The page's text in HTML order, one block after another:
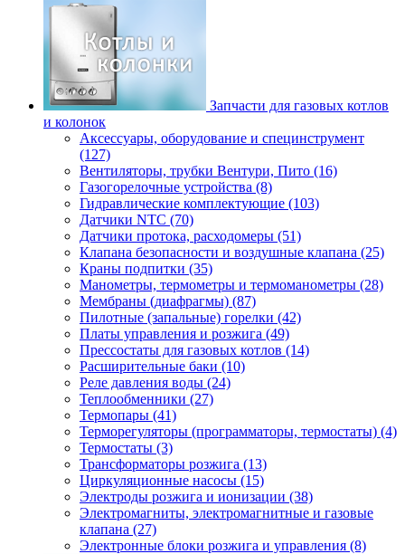
Запчасти для газовых котлов
и колонок
Аксессуары, оборудование и специнструмент
(127)
Вентиляторы, трубки Вентури, Пито (16)
Газогорелочные устройства (8)
Гидравлические комплектующие (103)
Датчики NTC (70)
Датчики протока, расходомеры (51)
Клапана безопасности и воздушные клапана (25)
Краны подпитки (35)
Манометры, термометры и термоманометры (28)
Мембраны (диафрагмы) (87)
Пилотные (запальные) горелки (42)
Платы управления и розжига (49)
Прессостаты для газовых котлов (14)
Расширительные баки (10)
Реле давления воды (24)
Теплообменники (27)
Термопары (41)
Терморегуляторы (программаторы, термостаты) (4)
Термостаты (3)
Трансформаторы розжига (13)
Циркуляционные насосы (15)
Электроды розжига и ионизации (38)
Электромагниты, электромагнитные и газовые
клапана (27)
Электронные блоки розжига и управления (8)